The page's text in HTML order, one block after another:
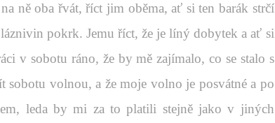
ně oba řvát, říct jim oběma, ať si ten barák strčí
pokrk. Jemu říct, že je líný dobytek a ať si
v sobotu ráno, že by mě zajímalo, co se stalo s
sobotu volnou, a že moje volno je posvátné a po
leda by mi za to platili stejně jako v jiných